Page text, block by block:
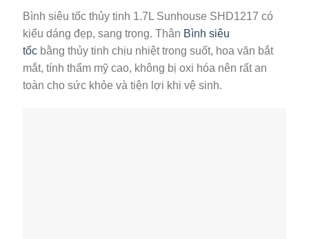
Bình siêu tốc thủy tinh 1.7L Sunhouse SHD1217 có
kiểu dáng đẹp, sang trọng. Thân Bình siêu
tốc bằng thủy tinh chịu nhiệt trong suốt, hoa văn bắt
mắt, tính thẩm mỹ cao, không bị oxi hóa nên rất an
toàn cho sức khỏe và tiện lợi khi vệ sinh.